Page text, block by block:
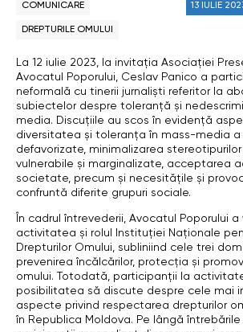
COMUNICARE
DREPTURILE OMULUI
13 IULIE
La 12 iulie 2023, la invitația Asociației
Avocatul Poporului, Ceslav Panico a
neformală cu tinerii jurnaliști referitor la
subiectelor despre toleranță și
media. Discuțiile au scos în evidență
diversitatea și toleranța în mass-media a
defavorizate, minimalizarea
vulnerabile și marginalizate, acceptarea
societate, precum și necesitățile și
confruntă diferite grupuri sociale.
În cadrul întrevederii, Avocatul Poporului
activitatea și rolul Instituției Naționale
Drepturilor Omului, subliniind cele trei
prevenirea încălcărilor, protecția și
omului. Totodată, participanții la
posibilitatea să discute despre cele mai
aspecte privind respectarea drepturilor
în Republica Moldova. Pe lângă întrebările